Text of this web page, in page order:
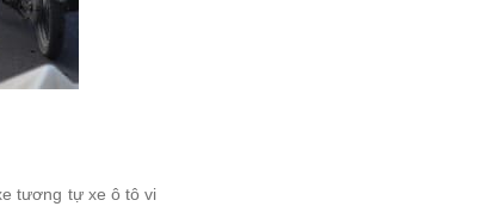
tương tự xe ô tô vi